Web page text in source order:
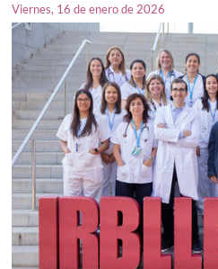
Viernes, 16 de enero de 2026